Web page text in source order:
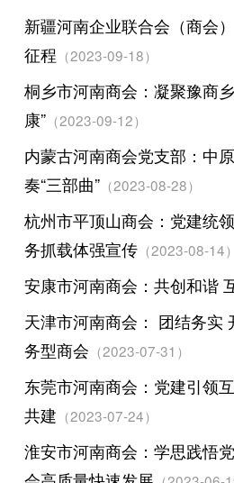
新疆河南企业联合会（商会
征程 （2023-09-18）
桐乡市河南商会：凝聚豫商
康”（2023-09-12）
内蒙古河南商会党支部：中
奏“三部曲”（2023-08-28）
杭州市平顶山商会：党建统
务抓载体强宣传（2023-08-14）
安康市河南商会：共创和谐
天津市河南商会： 团结务实
务型商会 （2023-07-31）
东莞市河南商会：党建引领
共建 （2023-07-24）
淮安市河南商会：学思践悟